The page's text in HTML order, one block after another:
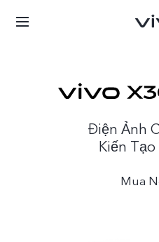
Đặt hàng
Đăng nhập/Đăng ký
Tài khoản của tôi
Điện Ảnh
Kiến
Mua